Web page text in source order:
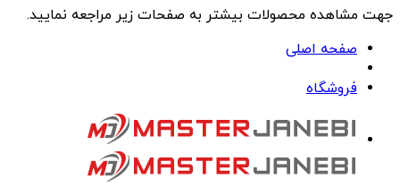
جهت مشاهده محصولات بیشتر به صفحات زیر مراجعه نمایید.
صفحه اصلی
فروشگاه